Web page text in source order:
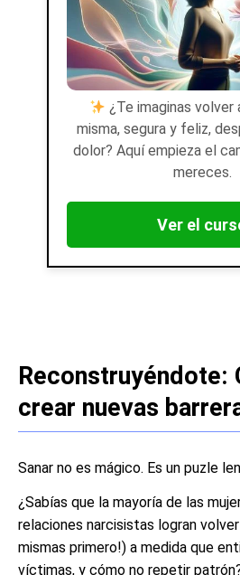
¿Te imaginas
misma, segura y feliz,
dolor? Aquí empieza el
mereces.
Ver el
Reconstruyéndote:
crear nuevas
Sanar no es mágico. Es un puzle
¿Sabías que la mayoría de las
relaciones narcisistas logran volver
mismas primero!) a medida que
víctimas, y cómo no repetir